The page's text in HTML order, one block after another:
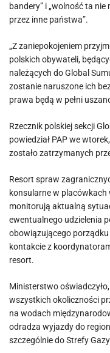
bandery” i „wolność ta
przez inne państwa”.
„Z zaniepokojeniem
polskich obywateli,
należących do Global
zostanie naruszone ich
prawa będą w pełni
Rzecznik polskiej sekcji
powiedział PAP we
zostało zatrzymanych
Resort spraw
konsularne w placówkach
monitorują aktualną
ewentualnego udzielenia
obowiązującego porządku
kontakcie z
resort.
Ministerstwo
wszystkich okoliczności
na wodach
odradza wyjazdy do
szczególnie do Strefy